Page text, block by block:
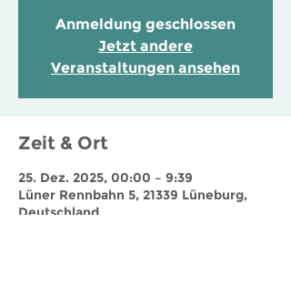
Anmeldung geschlossen
Jetzt andere
Veranstaltungen ansehen
Zeit & Ort
25. Dez. 2025, 00:00 – 9:39
Lüner Rennbahn 5, 21339 Lüneburg,
Deutschland